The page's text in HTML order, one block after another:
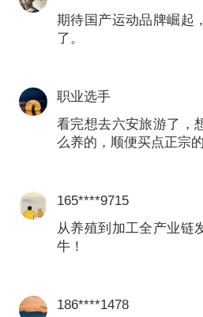
2012年以前，厂里一
供应“羽毛球片”，由于
有废片，客户方逐步
到厂里。如今，从羽
线到浇水等都在厂里
期待国产运动品牌崛起
了。
职业选手
看完想去六安旅游了，
么养的，顺便买点正宗
165****9715
从养殖到加工全产业链
牛！
186****1478